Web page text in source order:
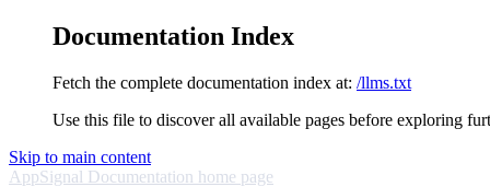
Documentation Index
Fetch the complete documentation index at: /llms.txt
Use this file to discover all available pages before exploring
Skip to main content
AppSignal Documentation home page